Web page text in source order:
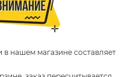
нашем магазине составляет